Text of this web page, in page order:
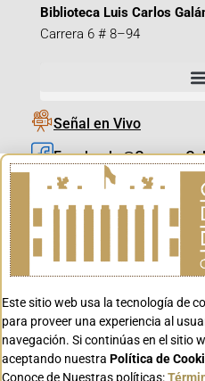
Biblioteca Luis Carlos
Carrera 6 # 8–94
Señal en Vivo
X_@CamaraColombia
Este sitio web usa la tecnología de
para proveer una experiencia al
navegación. Si continúas en el sitio
aceptando nuestra Política de
Conoce de Nuestras políticas: